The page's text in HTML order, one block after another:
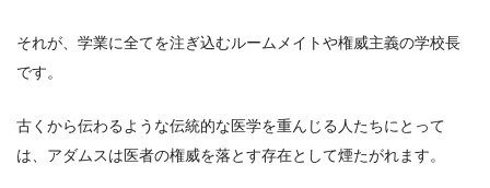
それが、学業に全てを注ぎ込むルームメイトや権威主義の学校長
です。
古くから伝わるような伝統的な医学を重んじる人たちにとって
は、アダムスは医者の権威を落とす存在として煙たがれます。